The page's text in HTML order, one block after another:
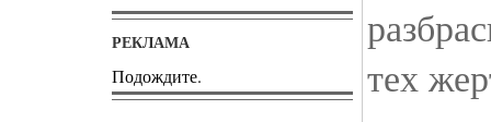
РЕКЛАМА
Подождите.
тех